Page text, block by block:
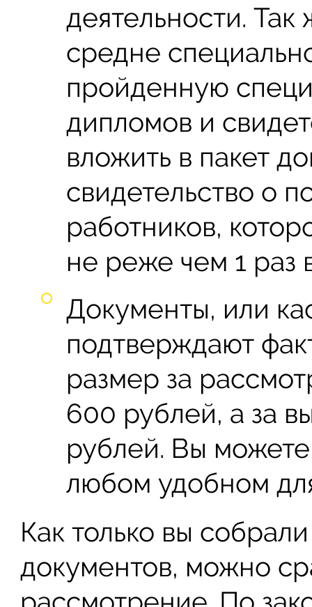
деятельности.
средне
пройденную
дипломов и
вложить в пакет
свидетельство о
работников,
не реже чем 1 раз
Документы, или
подтверждают
размер за
600 рублей, а за
рублей. Вы
любом удобном
Как только вы
документов, можно